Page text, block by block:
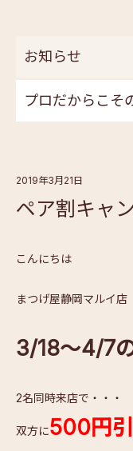
お知らせ
プロだからこそ
2019年3月21日
ペア割キャ
こんにちは
まつげ屋静岡マルイ店
3/18～4/7
2名同時来店で・・・
双方に500円引